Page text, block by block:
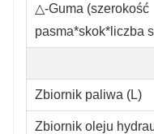
△-Guma (szerokość
pasma*skok*liczba
Zbiornik paliwa (L)
Zbiornik oleju